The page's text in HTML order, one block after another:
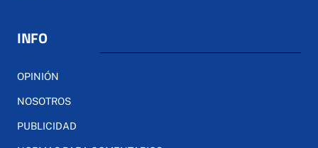
INFO
OPINIÓN
NOSOTROS
PUBLICIDAD